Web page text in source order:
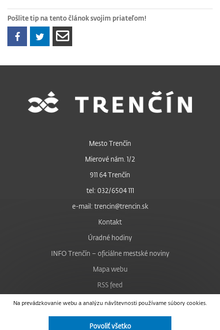
Pošlite tip na tento článok svojim priateľom!
Na prevádzkovanie webu a analýzu návštevnosti používame súbory cookies.
Povoliť všetko
Mesto Trenčín
Mierové nám. 1/2
911 64 Trenčín
tel: 032/6504 111
e-mail: trencin@trencin.sk
Kontakt
Úradné hodiny
INFO Trenčín – oficiálne mestské noviny
Mapa webu
RSS feed
Nastavenie cookies
Facebook